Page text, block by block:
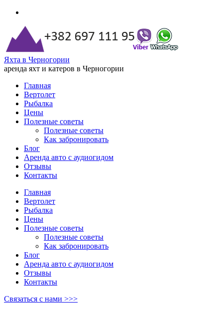
Яхта в Черногории
аренда яхт и катеров в Черногории
Главная
Вертолет
Рыбалка
Цены
Полезные советы
Полезные советы
Как забронировать
Блог
Аренда авто с аудиогидом
Отзывы
Контакты
Главная
Вертолет
Рыбалка
Цены
Полезные советы
Полезные советы
Как забронировать
Блог
Аренда авто с аудиогидом
Отзывы
Контакты
Связаться с нами >>>